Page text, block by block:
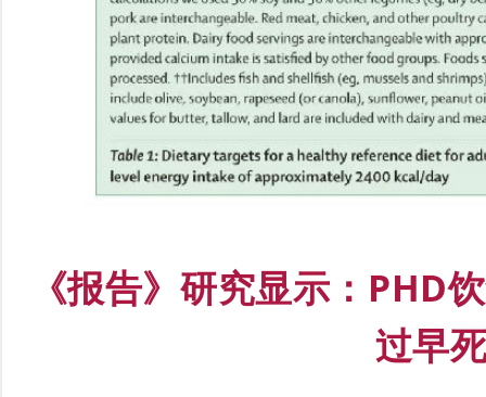
《报告》研究显示： PHD
过早